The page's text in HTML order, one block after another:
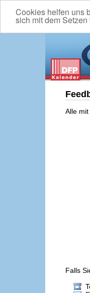
Cookies helfen uns
sich mit dem
Alle
Falls